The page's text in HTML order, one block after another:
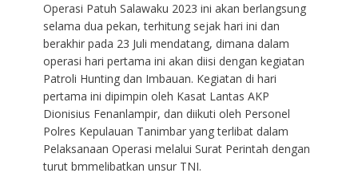
Operasi Patuh Salawaku 2023 ini akan berlangsung
selama dua pekan, terhitung sejak hari ini dan
berakhir pada 23 Juli mendatang, dimana dalam
operasi hari pertama ini akan diisi dengan kegiatan
Patroli Hunting dan Imbauan. Kegiatan di hari
pertama ini dipimpin oleh Kasat Lantas AKP
Dionisius Fenanlampir, dan diikuti oleh Personel
Polres Kepulauan Tanimbar yang terlibat dalam
Pelaksanaan Operasi melalui Surat Perintah dengan
turut bmmelibatkan unsur TNI.